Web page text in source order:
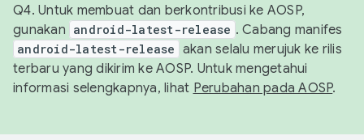
Q4. Untuk membuat dan berkontribusi ke AOSP,
gunakan android-latest-release . Cabang manifes
android-latest-release akan selalu merujuk ke rilis
terbaru yang dikirim ke AOSP. Untuk mengetahui
informasi selengkapnya, lihat Perubahan pada AOSP.